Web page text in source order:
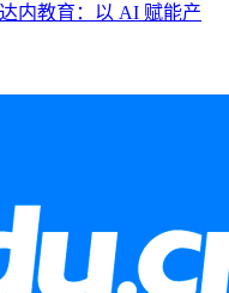
内教育：以 AI 赋能产